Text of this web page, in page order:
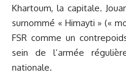
Khartoum, la capitale.
surnommé « Himayti » («
FSR comme un
sein de l’armée
nationale.